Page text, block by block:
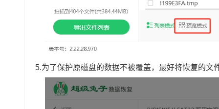
5.为了保护原磁盘的数据不被覆盖，最好将恢复的文